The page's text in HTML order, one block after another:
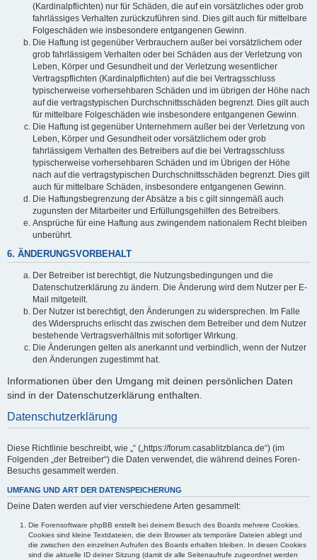
(Kardinalpflichten) nur für Schäden, die auf ein vorsätzliches oder grob
fahrlässiges Verhalten zurückzuführen sind. Dies gilt auch für mittelbare
Folgeschäden wie insbesondere entgangenen Gewinn.
Die Haftung ist gegenüber Verbrauchern außer bei vorsätzlichem oder
grob fahrlässigem Verhalten oder bei Schäden aus der Verletzung von
Leben, Körper und Gesundheit und der Verletzung wesentlicher
Vertragspflichten (Kardinalpflichten) auf die bei Vertragsschluss
typischerweise vorhersehbaren Schäden und im übrigen der Höhe nach
auf die vertragstypischen Durchschnittsschäden begrenzt. Dies gilt auch
für mittelbare Folgeschäden wie insbesondere entgangenen Gewinn.
Die Haftung ist gegenüber Unternehmern außer bei der Verletzung von
Leben, Körper und Gesundheit oder vorsätzlichem oder grob
fahrlässigem Verhalten des Betreibers auf die bei Vertragsschluss
typischerweise vorhersehbaren Schäden und im Übrigen der Höhe
nach auf die vertragstypischen Durchschnittsschäden begrenzt. Dies gilt
auch für mittelbare Schäden, insbesondere entgangenen Gewinn.
Die Haftungsbegrenzung der Absätze a bis c gilt sinngemäß auch
zugunsten der Mitarbeiter und Erfüllungsgehilfen des Betreibers.
Ansprüche für eine Haftung aus zwingendem nationalem Recht bleiben
unberührt.
6. ÄNDERUNGSVORBEHALT
Der Betreiber ist berechtigt, die Nutzungsbedingungen und die
Datenschutzerklärung zu ändern. Die Änderung wird dem Nutzer per E-
Mail mitgeteilt.
Der Nutzer ist berechtigt, den Änderungen zu widersprechen. Im Falle
des Widerspruchs erlischt das zwischen dem Betreiber und dem Nutzer
bestehende Vertragsverhältnis mit sofortiger Wirkung.
Die Änderungen gelten als anerkannt und verbindlich, wenn der Nutzer
den Änderungen zugestimmt hat.
Informationen über den Umgang mit deinen persönlichen Daten
sind in der Datenschutzerklärung enthalten.
Datenschutzerklärung
Diese Richtlinie beschreibt, wie „“ („https://forum.casablitzblanca.de“) (im
Folgenden „der Betreiber“) die Daten verwendet, die während deines Foren-
Besuchs gesammelt werden.
UMFANG UND ART DER DATENSPEICHERUNG
Deine Daten werden auf vier verschiedene Arten gesammelt:
Die Forensoftware phpBB erstellt bei deinem Besuch des Boards mehrere Cookies.
Cookies sind kleine Textdateien, die dein Browser als temporäre Dateien ablegt und
die zwischen den einzelnen Aufrufen des Boards erhalten bleiben. In diesen Cookies
sind die aktuelle ID deiner Sitzung (damit dir alle Seitenaufrufe zugeordnet werden